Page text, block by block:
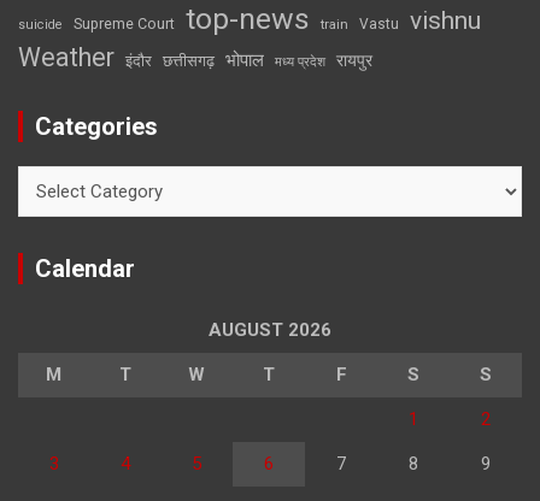
suicide Supreme Court top-news train Vastu vishnu
Weather इंदौर छत्तीसगढ़ भोपाल मध्य प्रदेश रायपुर
Categories
Calendar
AUGUST 2026
M T W T F S S
1 2
3 4 5 6 7 8 9